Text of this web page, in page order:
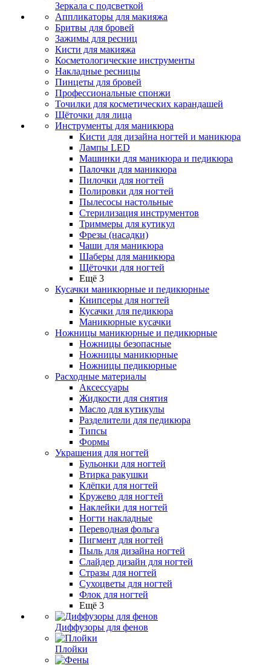
Зеркала с подсветкой
Аппликаторы для макияжа
Бритвы для бровей
Зажимы для ресниц
Кисти для макияжа
Косметологические инструменты
Накладные ресницы
Пинцеты для бровей
Профессиональные спонжи
Точилки для косметических карандашей
Щёточки для лица
Инструменты для маникюра
Кисти для дизайна ногтей и маникюра
Лампы LED
Машинки для маникюра и педикюра
Палочки для маникюра
Пилочки для ногтей
Полировки для ногтей
Пылесосы настольные
Стерилизация инструментов
Триммеры для кутикул
Фрезы (насадки)
Чаши для маникюра
Шаберы для маникюра
Щёточки для ногтей
Ещё 3
Кусачки маникюрные и педикюрные
Книпсеры для ногтей
Кусачки для педикюра
Маникюрные кусачки
Ножницы маникюрные и педикюрные
Ножницы безопасные
Ножницы маникюрные
Ножницы педикюрные
Расходные материалы
Аксессуары
Жидкости для снятия
Масло для кутикулы
Разделители для педикюра
Типсы
Формы
Украшения для ногтей
Бульонки для ногтей
Втирка ракушки
Клёпки для ногтей
Кружево для ногтей
Наклейки для ногтей
Ногти накладные
Переводная фольга
Пигмент для ногтей
Пыль для дизайна ногтей
Слайдер дизайн для ногтей
Стразы для ногтей
Сухоцветы для ногтей
Флок для ногтей
Ещё 3
Диффузоры для фенов
Плойки